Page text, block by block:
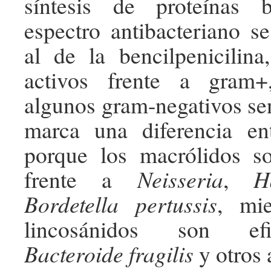
espectro antibacteriano
al de la
activos frente a
algunos gram-negativos
marca una diferencia
porque los macrólidos
frente aNeisseria,
Bordetella pertussis,
lincosánidos son
Bacteroide fragilis y otros